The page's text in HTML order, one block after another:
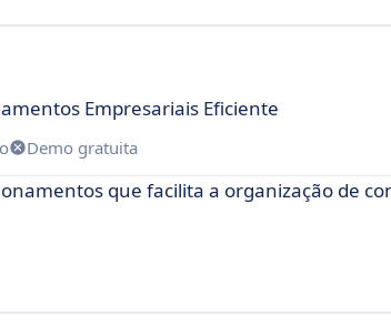
Empresariais Eficiente
Demo gratuita
que facilita a organização de